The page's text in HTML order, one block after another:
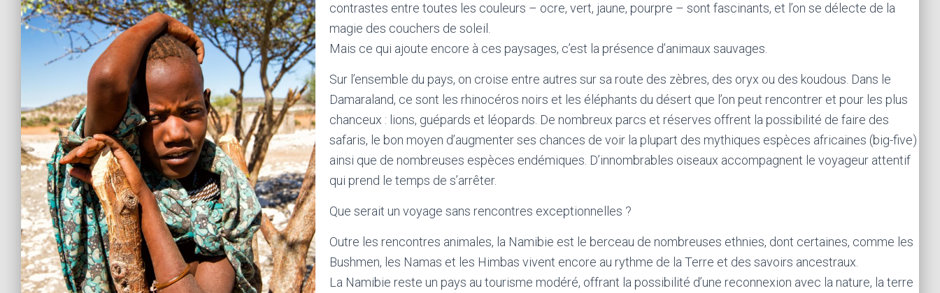
contrastes entre toutes les couleurs – ocre, vert, jaune, pourpre – sont fascinants, et l’on se délecte de la
magie des couchers de soleil.
Mais ce qui ajoute encore à ces paysages, c’est la présence d’animaux sauvages.
Sur l’ensemble du pays, on croise entre autres sur sa route des zèbres, des oryx ou des koudous. Dans le
Damaraland, ce sont les rhinocéros noirs et les éléphants du désert que l’on peut rencontrer et pour les plus
chanceux : lions, guépards et léopards. De nombreux parcs et réserves offrent la possibilité de faire des
safaris, le bon moyen d’augmenter ses chances de voir la plupart des mythiques espèces africaines (big-five)
ainsi que de nombreuses espèces endémiques. D’innombrables oiseaux accompagnent le voyageur attentif
qui prend le temps de s’arrêter.
Que serait un voyage sans rencontres exceptionnelles ?
Outre les rencontres animales, la Namibie est le berceau de nombreuses ethnies, dont certaines, comme les
Bushmen, les Namas et les Himbas vivent encore au rythme de la Terre et des savoirs ancestraux.
La Namibie reste un pays au tourisme modéré, offrant la possibilité d’une reconnexion avec la nature, la terre